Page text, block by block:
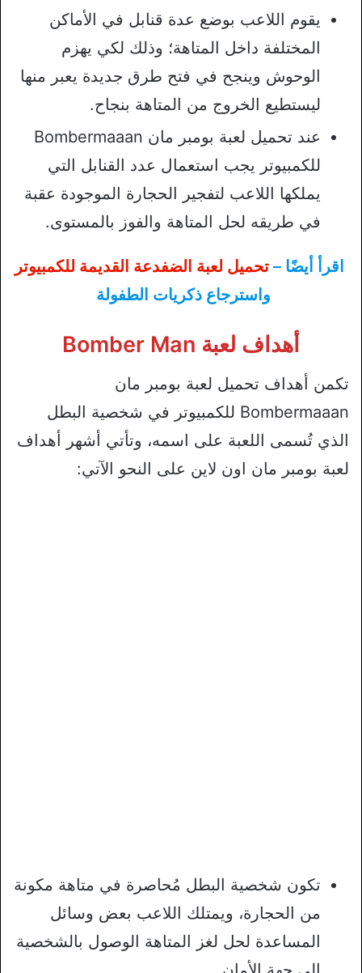
يقوم اللاعب بوضع عدة قنابل في الأماكن
المختلفة داخل المتاهة؛ وذلك لكي يهزم
الوحوش وينجح في فتح طرق جديدة يعبر منها
ليستطيع الخروج من المتاهة بنجاح.
عند تحميل لعبة بومبر مان Bombermaaan
للكمبيوتر يجب استعمال عدد القنابل التي
يملكها اللاعب لتفجير الحجارة الموجودة عقبة
في طريقه لحل المتاهة والفوز بالمستوى.
اقرأ أيضًا –تحميل لعبة الضفدعة القديمة للكمبيوتر
واسترجاع ذكريات الطفولة
أهداف لعبة Bomber Man
تكمن أهداف تحميل لعبة بومبر مان
Bombermaaan للكمبيوتر في شخصية البطل
الذي تُسمى اللعبة على اسمه، وتأتي أشهر أهداف
لعبة بومبر مان اون لاين على النحو الآتي:
تكون شخصية البطل مُحاصرة في متاهة مكونة
من الحجارة، ويمتلك اللاعب بعض وسائل
المساعدة لحل لغز المتاهة الوصول بالشخصية